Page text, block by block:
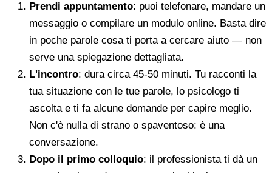
Prendi appuntamento: puoi telefonare, mandare un
messaggio o compilare un modulo online. Basta dire
in poche parole cosa ti porta a cercare aiuto — non
serve una spiegazione dettagliata.
L'incontro: dura circa 45-50 minuti. Tu racconti la
tua situazione con le tue parole, lo psicologo ti
ascolta e ti fa alcune domande per capire meglio.
Non c'è nulla di strano o spaventoso: è una
conversazione.
Dopo il primo colloquio: il professionista ti dà un